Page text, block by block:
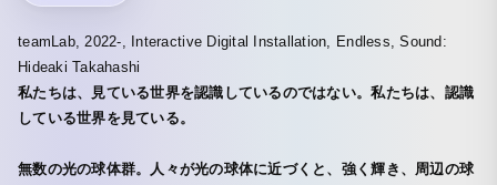
teamLab, 2022-, Interactive Digital Installation, Endless, Sound:
Hideaki Takahashi
私たちは、見ている世界を認識しているのではない。私たちは、認識
している世界を見ている。
無数の光の球体群。人々が光の球体に近づくと、強く輝き、周辺の球